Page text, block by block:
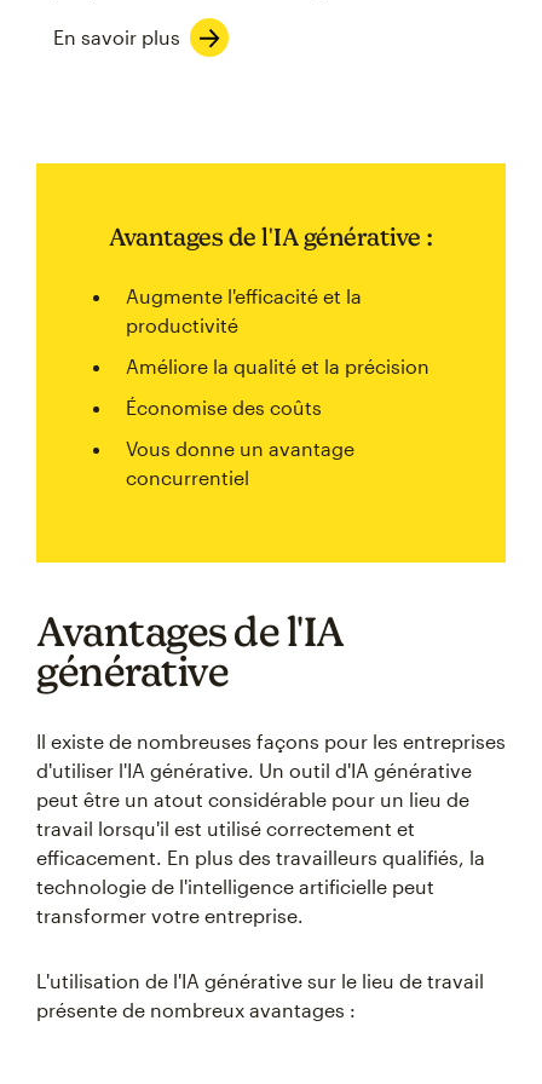
En savoir plus
Avantages de l'IA générative :
Augmente l'efficacité et la
productivité
Améliore la qualité et la précision
Économise des coûts
Vous donne un avantage
concurrentiel
Avantages de l'IA
générative
Il existe de nombreuses façons pour les entreprises
d'utiliser l'IA générative. Un outil d'IA générative
peut être un atout considérable pour un lieu de
travail lorsqu'il est utilisé correctement et
efficacement. En plus des travailleurs qualifiés, la
technologie de l'intelligence artificielle peut
transformer votre entreprise.
L'utilisation de l'IA générative sur le lieu de travail
présente de nombreux avantages :